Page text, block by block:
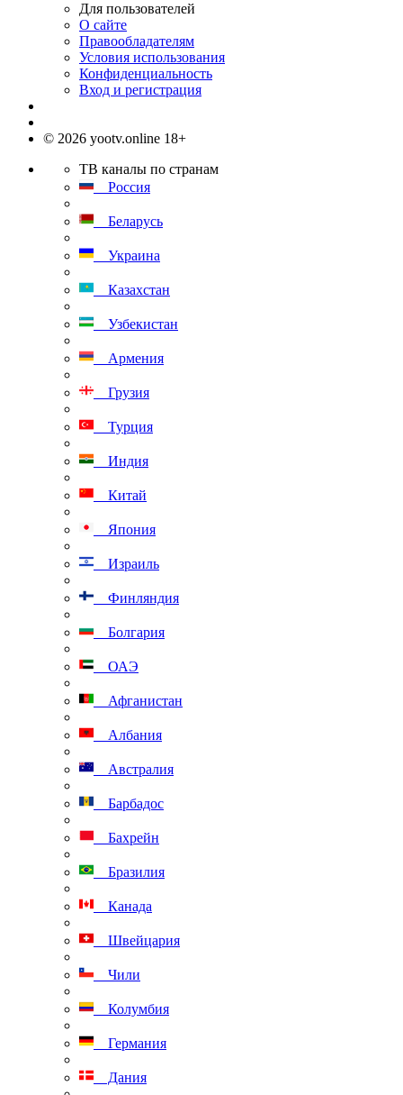
Для пользователей
О сайте
Правообладателям
Условия использования
Конфиденциальность
Вход и регистрация
© 2026 yootv.online 18+
ТВ каналы по странам
Россия
Беларусь
Украина
Казахстан
Узбекистан
Армения
Грузия
Турция
Индия
Китай
Япония
Израиль
Финляндия
Болгария
ОАЭ
Афганистан
Албания
Австралия
Барбадос
Бахрейн
Бразилия
Канада
Швейцария
Чили
Колумбия
Германия
Дания